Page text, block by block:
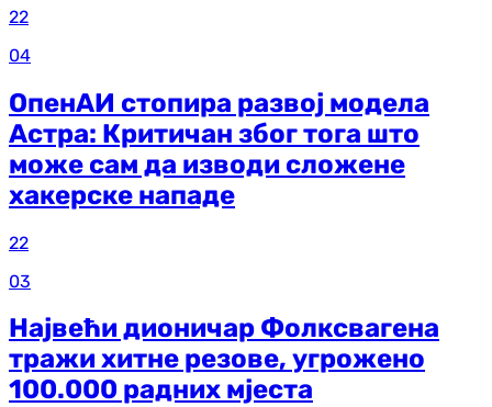
22
04
ОпенАИ стопира развој модела
Астра: Критичан због тога што
може сам да изводи сложене
хакерске нападе
22
03
Највећи дионичар Фолксвагена
тражи хитне резове, угрожено
100.000 радних мјеста